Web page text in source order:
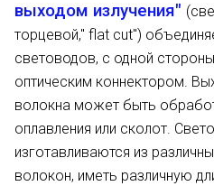
выходом излучения"
торцевой," flat cut")
световодов, с одной
оптическим коннектором.
волокна может быть
оплавления или сколот.
изготавливаются из
волокон, иметь различную